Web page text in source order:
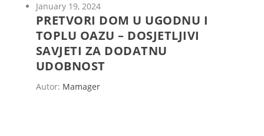
January 19, 2024
PRETVORI DOM U UGODNU I
TOPLU OAZU – DOSJETLJIVI
SAVJETI ZA DODATNU
UDOBNOST
Autor: Mamager